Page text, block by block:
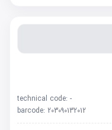
technical code: -
barcode: 203090132012